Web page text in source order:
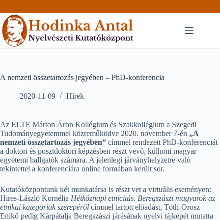
to
content
A nemzeti összetartozás jegyében – PhD-konferencia
2020-11-09 Hírek
Az ELTE Márton Áron Kollégium és Szakkollégium a Szegedi
Tudományegyetemmel közreműködve 2020. november 7-én „A
nemzeti összetartozás jegyében” címmel rendezett PhD-konferenciát
a doktori és posztdoktori képzésben részt vevő, külhoni magyar
egyetemi hallgatók számára. A jelenlegi járványhelyzetre való
tekintettel a konferenciára online formában került sor.
Kutatóközpontunk két munkatársa is részt vet a virtuális eseményen:
Hires-László Kornélia Hétköznapi etnicitás. Beregszászi magyarok az
etnikai kategóriák szerepéről címmel tartott előadást, Tóth-Orosz
Enikő pedig Kárpátalja Beregszászi járásának nyelvi tájképét mutatta